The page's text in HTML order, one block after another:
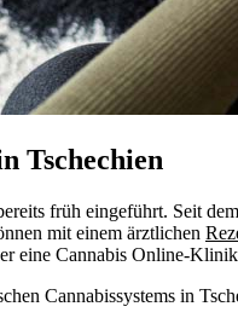
Tschechien
früh eingeführt. Seit
mit einem ärztlichen
eine Cannabis Online-
Cannabissystems in